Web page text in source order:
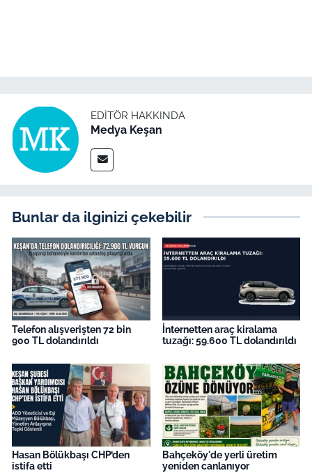
EDITÖR HAKKINDA
Medya Keşan
Bunlar da ilginizi çekebilir
Telefon alışverişten 72 bin
900 TL dolandırıldı
İnternetten araç kiralama
tuzağı: 59.600 TL dolandırıldı
Hasan Bölükbaşı CHP’den
istifa etti
Bahçeköy'de yerli üretim
yeniden canlanıyor
Dış Haberler
Magazin
Bilim Teknoloji
English News
Canlı Maç
Finans
Genel-A
Gündem-Eğitim